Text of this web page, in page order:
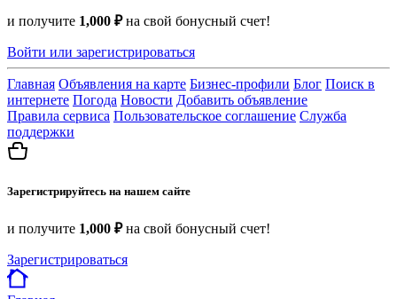
и получите 1,000 ₽на свой бонусный счет!
Войти или зарегистрироваться
Главная Объявления на карте Бизнес-профили Блог Поиск в
интернете Погода Новости Добавить объявление
Правила сервиса Пользовательское соглашение Служба
поддержки
Зарегистрируйтесь на нашем сайте
и получите 1,000 ₽на свой бонусный счет!
Зарегистрироваться